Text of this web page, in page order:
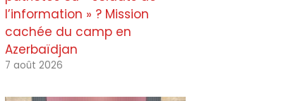
l’information » ? Mission
cachée du camp en
Azerbaïdjan
7 août 2026